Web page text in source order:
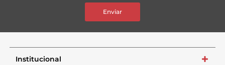
Enviar
Institucional +